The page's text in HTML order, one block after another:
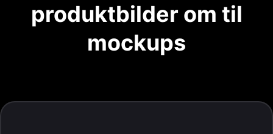
produktbilder om til
mockups